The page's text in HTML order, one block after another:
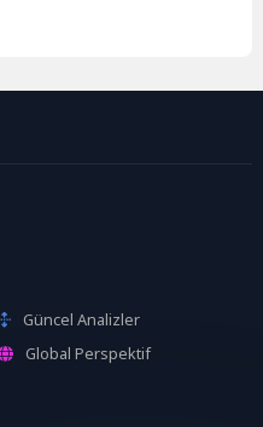
Güncel Analizler
Global Perspektif